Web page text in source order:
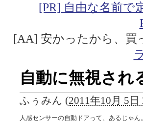
[PR] 自由な名前で
[AA] 安かったから、買
自動に無視され
ふぅみん (2011年10月 5日
人感センサーの自動ドアって、あるじゃん。